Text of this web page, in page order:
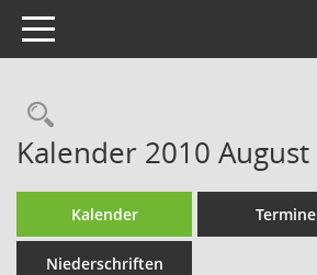
Toggle navigation
Rechercheauswahl
Kalender 2010 August
Kalender Termine
Niederschriften